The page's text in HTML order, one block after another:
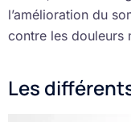
l’amélioration du
contre les douleurs
Les